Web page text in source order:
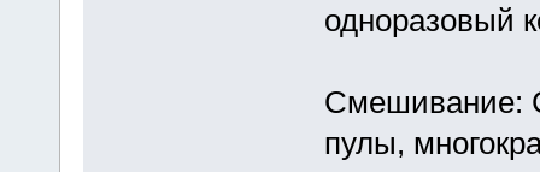
одноразовый
Смешивание:
пулы,